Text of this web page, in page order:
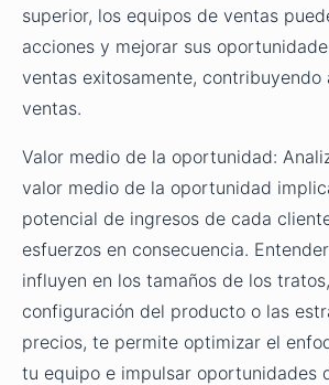
superior, los equipos de ventas
acciones y mejorar sus
ventas exitosamente,
ventas.
Valor medio de la oportunidad:
valor medio de la oportunidad
potencial de ingresos de cada
esfuerzos en consecuencia.
influyen en los tamaños de los
configuración del producto o las
precios, te permite optimizar el
tu equipo e impulsar oportunidades